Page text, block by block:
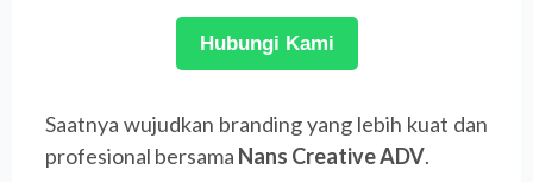
Hubungi Kami
Saatnya wujudkan branding yang lebih kuat dan
profesional bersama Nans Creative ADV.